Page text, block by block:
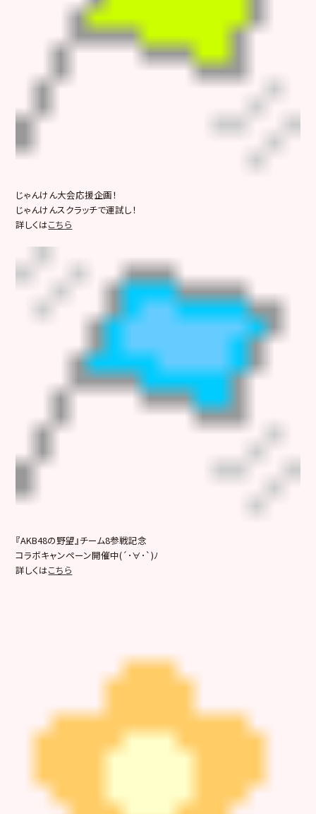
じゃんけん大会応援企画！
じゃんけんスクラッチで運試し！
詳しくはこちら
『AKB48の野望』チーム8参戦記念
コラボキャンペーン開催中(´･∀･`)ﾉ
詳しくはこちら